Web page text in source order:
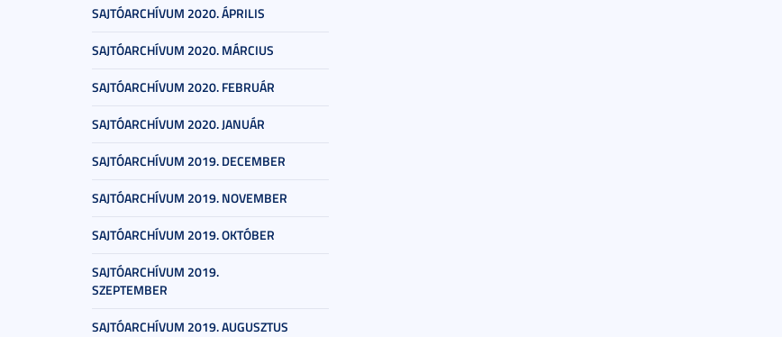
SAJTÓARCHÍVUM 2020. ÁPRILIS
SAJTÓARCHÍVUM 2020. MÁRCIUS
SAJTÓARCHÍVUM 2020. FEBRUÁR
SAJTÓARCHÍVUM 2020. JANUÁR
SAJTÓARCHÍVUM 2019. DECEMBER
SAJTÓARCHÍVUM 2019. NOVEMBER
SAJTÓARCHÍVUM 2019. OKTÓBER
SAJTÓARCHÍVUM 2019.
SZEPTEMBER
SAJTÓARCHÍVUM 2019. AUGUSZTUS